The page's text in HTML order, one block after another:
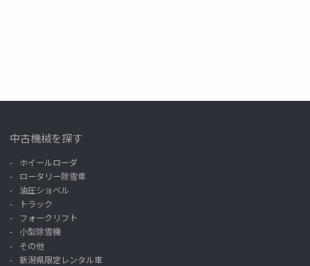
中古機械を探す
ホイールローダ
ロータリー除雪車
油圧ショベル
トラック
フォークリフト
小型除雪機
その他
新潟県限定レンタル車